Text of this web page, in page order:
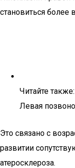
становиться более
Читайте также:
Левая
Это связано с
развитии
атеросклероза.